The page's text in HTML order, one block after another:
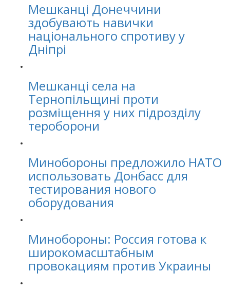
Мешканці Донеччини
здобувають навички
національного спротиву у
Дніпрі
Мешканці села на
Тернопільщині проти
розміщення у них підрозділу
тероборони
Минобороны предложило НАТО
использовать Донбасс для
тестирования нового
оборудования
Минобороны: Россия готова к
широкомасштабным
провокациям против Украины